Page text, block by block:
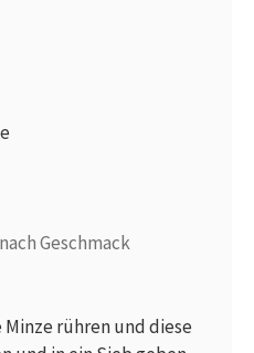
Geschmack
rühren und diese